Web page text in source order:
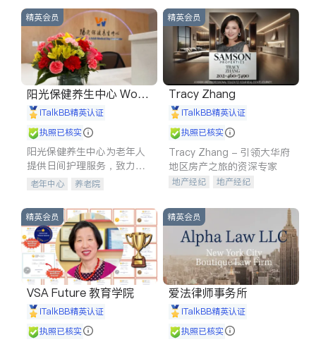
精英会员
阳光保健养生中心 World
shine
iTalkBB精英认证
执照已核实
阳光保健养生中心为老年人
提供日间护理服务，致力于
通过持续的护理创新来有效
老年中心 养老院
精英会员
Tracy Zhang
iTalkBB精英认证
执照已核实
Tracy Zhang - 引领大华府
地区房产之旅的资深专家
地产经纪
地产经纪
商铺租售
精英会员
VSA Future 教育学院
iTalkBB精英认证
执照已核实
精英会员
爱法律师事务所
iTalkBB精英认证
执照已核实